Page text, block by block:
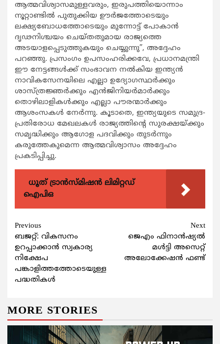
ആത്മവിശ്വാസമുള്ളവരും, ഇരുപത്തിയൊന്നാം
നൂറ്റാണ്ടിൽ പുതുക്കിയ ഊർജത്തോടെയും
ലക്ഷ്യബോധത്തോടെയും മുന്നോട്ട് പോകാൻ
ദൃഢനിശ്ചയം ചെയ്തതുമായ രാജ്യത്തെ
അ‌ടയാളപ്പെടുത്തുകയും ചെയ്യുന്നു”, അദ്ദേഹം
പറഞ്ഞു. പ്രസംഗം ഉപസംഹരിക്കവേ, പ്രധാനമന്ത്രി
ഈ നേട്ടങ്ങൾക്ക് സംഭാവന നൽകിയ ഇന്ത്യൻ
നാവികസേനയിലെ എല്ലാ ഉദ്യോഗസ്ഥർക്കും
ശാസ്ത്രജ്ഞർക്കും എൻജിനിയർമാർക്കും
തൊഴിലാളികൾക്കും എല്ലാ പൗരന്മാർക്കും
ആശംസകൾ നേർന്നു. കൂടാതെ, ഇന്ത്യയുടെ സമുദ്ര-
പ്രതിരോധ മേഖലകൾ രാജ്യത്തിന്റെ സുരക്ഷയ്ക്കും
സമൃദ്ധിക്കും ആഗോള പദവിക്കും തുടർന്നും
കരുത്തേകുമെന്ന ആത്മവിശ്വാസം അദ്ദേഹം
പ്രകടിപ്പിച്ചു.
ധൂത് ട്രാൻസ്മിഷൻ ലിമിറ്റഡ്
ഐപിഒ
Continue
Reading
Previous
ബജറ്റ്: വികസനം
ഉറപ്പാക്കാൻ സ്വകാര്യ
നിക്ഷേപ
പങ്കാളിത്തത്തോടെയുള്ള
പദ്ധതികൾ
Next
ജെഎം ഫിനാന്‍ഷ്യല്‍
മള്‍ട്ടി അസെറ്റ്
അലോക്കേഷന്‍ ഫണ്ട്
MORE STORIES